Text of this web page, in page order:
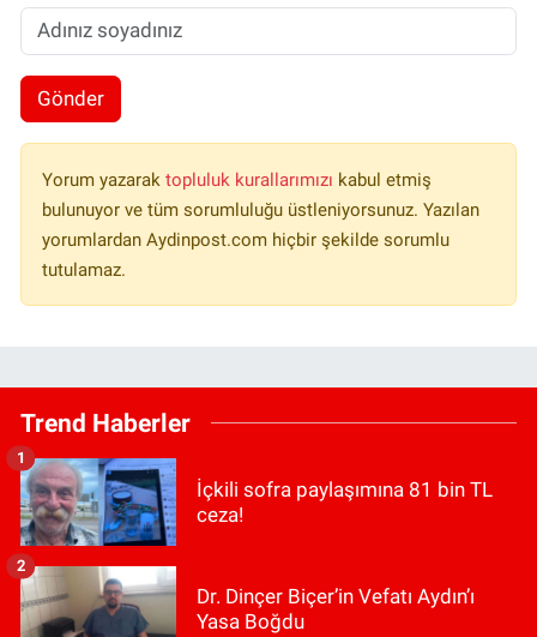
Gönder
Yorum yazarak topluluk kurallarımızı kabul etmiş
bulunuyor ve tüm sorumluluğu üstleniyorsunuz. Yazılan
yorumlardan Aydinpost.com hiçbir şekilde sorumlu
tutulamaz.
Trend Haberler
İçkili sofra paylaşımına 81 bin TL
ceza!
1
Dr. Dinçer Biçer’in Vefatı Aydın’ı
Yasa Boğdu
2